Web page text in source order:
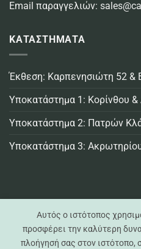
Email παραγγελιών:
ΚΑΤΑΣΤΗΜΑΤΑ
Έκθεση: Καρπενησιώτη 52 &
Υποκατάστημα 1: Κορίνθου
Υποκατάστημα 2: Πατρών
Υποκατάστημα 3:
Αυτός ο ιστότοπος
προσφέρει την καλύτερη
πλοήγησή σας στον ιστότοπο,